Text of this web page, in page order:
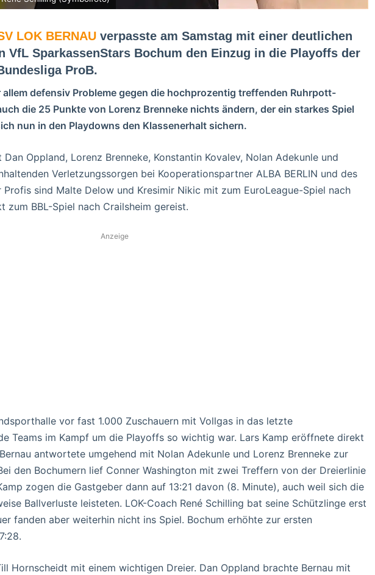
LOK BERNAUverpasste am Samstag mit einer deutlichen
VfL SparkassenStars Bochum den Einzug in die Playoffs der
ProB.
defensiv Probleme gegen die hochprozentig treffenden Ruhrpott-
die 25 Punkte von Lorenz Brenneke nichts ändern, der ein starkes Spiel
nun in den Playdowns den Klassenerhalt sichern.
Oppland, Lorenz Brenneke, Konstantin Kovalev, Nolan Adekunle und
Verletzungssorgen bei Kooperationspartner ALBA BERLIN und des
sind Malte Delow und Kresimir Nikic mit zum EuroLeague-Spiel nach
zum BBL-Spiel nach Crailsheim gereist.
Anzeige
vor fast 1.000 Zuschauern mit Vollgas in das letzte
Teams im Kampf um die Playoffs so wichtig war. Lars Kamp eröffnete direkt
antwortete umgehend mit Nolan Adekunle und Lorenz Brenneke zur
den Bochumern lief Conner Washington mit zwei Treffern von der Dreierlinie
zogen die Gastgeber dann auf 13:21 davon (8. Minute), auch weil sich die
Ballverluste leisteten. LOK-Coach René Schilling bat seine Schützlinge erst
fanden aber weiterhin nicht ins Spiel. Bochum erhöhte zur ersten
Hornscheidt mit einem wichtigen Dreier. Dan Oppland brachte Bernau mit